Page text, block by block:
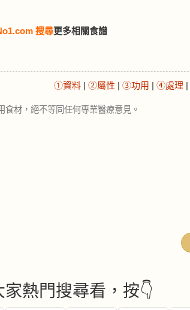
搜尋更多相關食譜
①資料 | ②屬性 | ③功用 | ④處理 |
材，絕不等同任何專業醫療意見。
熱門搜尋看，按👇